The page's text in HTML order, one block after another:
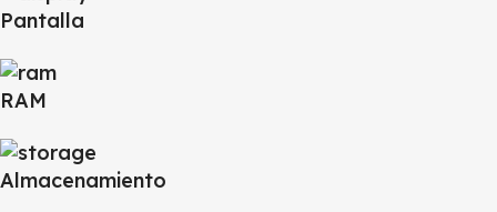
Pantalla
RAM
Almacenamiento